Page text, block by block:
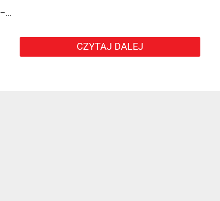
–...
CZYTAJ DALEJ